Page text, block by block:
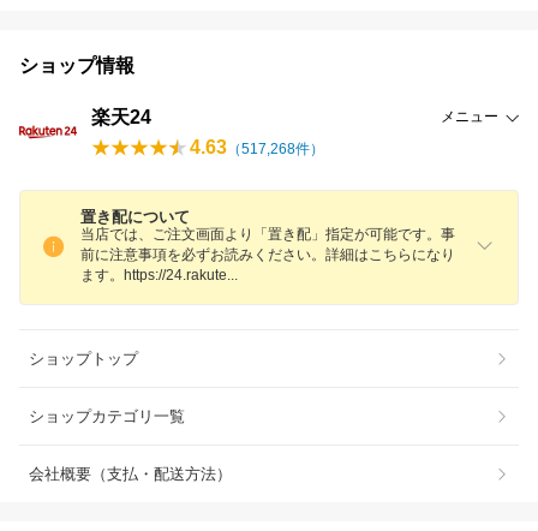
ショップ情報
楽天24 メニュー
4.63 （517,268件）
置き配について
当店では、ご注文画面より「置き配」指定が可能です。事
前に注意事項を必ずお読みください。詳細はこちらになり
ます。https://24.rakute
ショップトップ
ショップカテゴリ一覧
会社概要（支払・配送方法）